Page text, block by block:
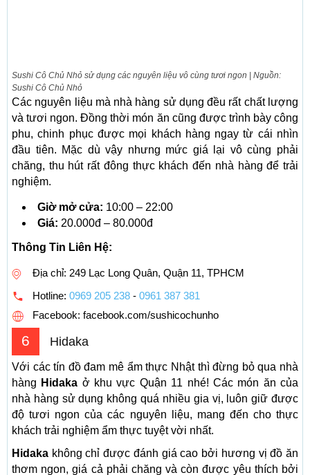
Sushi Cô Chủ Nhỏ sử dụng các nguyên liệu vô cùng tươi ngon | Nguồn:
Sushi Cô Chủ Nhỏ
Các nguyên liệu mà nhà hàng sử dụng đều rất chất lượng
và tươi ngon. Đồng thời món ăn cũng được trình bày công
phu, chinh phục được mọi khách hàng ngay từ cái nhìn
đầu tiên. Mặc dù vậy nhưng mức giá lại vô cùng phải
chăng, thu hút rất đông thực khách đến nhà hàng để trải
nghiệm.
Giờ mở cửa: 10:00 – 22:00
Giá: 20.000đ – 80.000đ
Thông Tin Liên Hệ:
Địa chỉ: 249 Lạc Long Quân, Quận 11, TPHCM
Hotline: 0969 205 238 - 0961 387 381
Facebook: facebook.com/sushicochunho
6 Hidaka
Với các tín đồ đam mê ẩm thực Nhật thì đừng bỏ qua nhà
hàng Hidaka ở khu vực Quận 11 nhé! Các món ăn của
nhà hàng sử dụng không quá nhiều gia vị, luôn giữ được
độ tươi ngon của các nguyên liệu, mang đến cho thực
khách trải nghiệm ẩm thực tuyệt vời nhất.
Hidaka không chỉ được đánh giá cao bởi hương vị đồ ăn
thơm ngon, giá cả phải chăng và còn được yêu thích bởi